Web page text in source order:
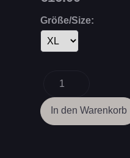
Größe/Size: